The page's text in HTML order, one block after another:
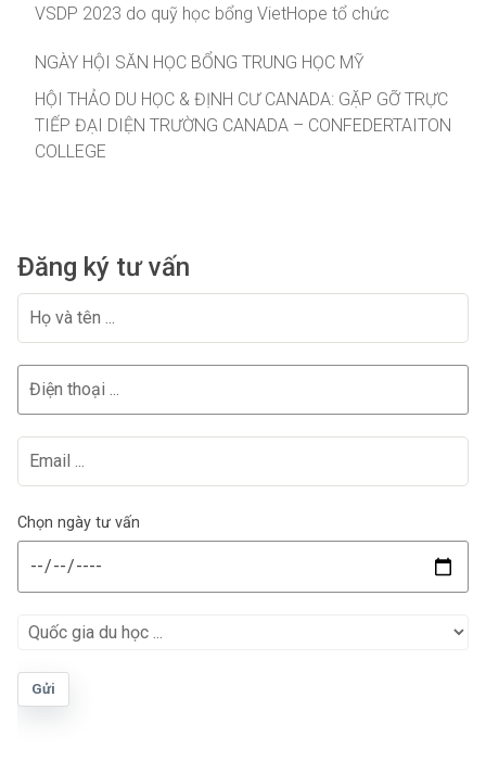
VSDP 2023 do quỹ học bổng VietHope tổ chức
NGÀY HỘI SĂN HỌC BỔNG TRUNG HỌC MỸ
HỘI THẢO DU HỌC & ĐỊNH CƯ CANADA: GẶP GỠ TRỰC
TIẾP ĐẠI DIỆN TRƯỜNG CANADA – CONFEDERTAITON
COLLEGE
Đăng ký tư vấn
Chọn ngày tư vấn
Gửi